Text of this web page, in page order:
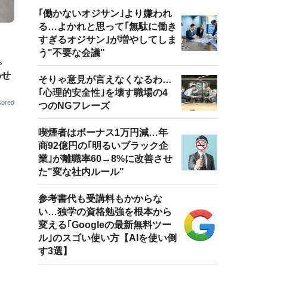
｢働かないオジサン｣より嫌われ
る…よかれと思って｢無駄に働き
すぎるオジサン｣が増やしてしま
う"不要な会議"
そりゃ意見が言えなくなるわ…
｢心理的安全性｣を壊す職場の4
つのNGフレーズ
喫煙者はボーナス1万円減…年
商92億円の｢明るいブラック企
業｣が離職率60→8%に改善させ
た"変な社内ルール"
参考書代も受講料もかからな
い…独学の資格勉強を根本から
変える｢Googleの最新無料ツー
ル｣のスゴい使い方【AIを使い倒
す3選】